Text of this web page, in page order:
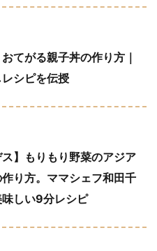
おてがる親子丼の作り方｜
シピを伝授
ス】もりもり野菜のアジア
り方。ママシェフ和田千
しい9分レシピ